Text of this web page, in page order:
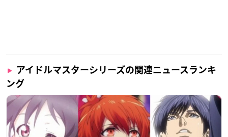
アイドルマスターシリーズの関連ニュースランキ
ング